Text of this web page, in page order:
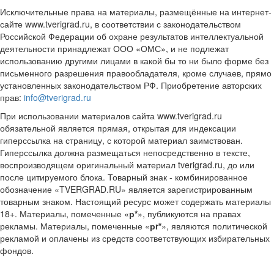
Исключительные права на материалы, размещённые на интернет-
сайте www.tverigrad.ru, в соответствии с законодательством
Российской Федерации об охране результатов интеллектуальной
деятельности принадлежат ООО «ОМС», и не подлежат
использованию другими лицами в какой бы то ни было форме без
письменного разрешения правообладателя, кроме случаев, прямо
установленных законодательством РФ. Приобретение авторских
прав: info@tverigrad.ru
При использовании материалов сайта www.tverigrad.ru
обязательной является прямая, открытая для индексации
гиперссылка на страницу, с которой материал заимствован.
Гиперссылка должна размещаться непосредственно в тексте,
воспроизводящем оригинальный материал tverigrad.ru, до или
после цитируемого блока. Товарный знак - комбинированное
обозначение «TVERGRAD.RU» является зарегистрированным
товарным знаком. Настоящий ресурс может содержать материалы
18+. Материалы, помеченные «р*», публикуются на правах
рекламы. Материалы, помеченные «рr*», являются политической
рекламой и оплачены из средств соответствующих избирательных
фондов.